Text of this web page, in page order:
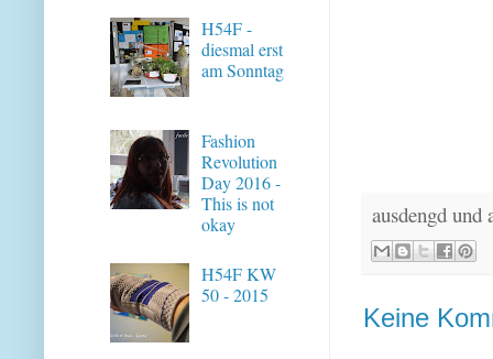
ausdengd
Keine
H54F -
diesmal erst
am Sonntag
Fashion
Revolution
Day 2016 -
This is not
okay
H54F KW
50 - 2015